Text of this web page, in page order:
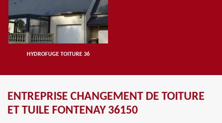
HYDROFUGE TOITURE 36
ENTREPRISE CHANGEMENT DE TOITURE
ET TUILE FONTENAY 36150